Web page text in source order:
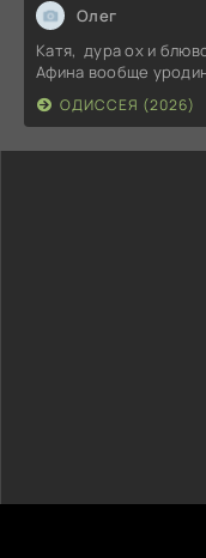
Олег
Катя, дура ох и
Афина вообще
ОДИССЕЯ (2026)